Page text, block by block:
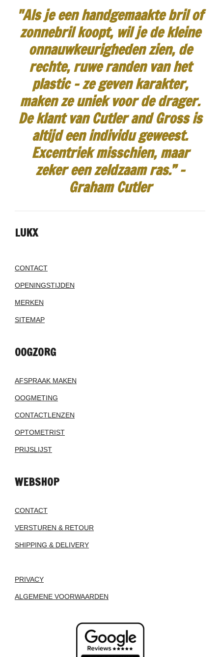
"Als je een handgemaakte bril of
zonnebril koopt, wil je de kleine
onnauwkeurigheden zien, de
rechte, ruwe randen van het
plastic - ze geven karakter,
maken ze uniek voor de drager.
De klant van Cutler and Gross is
altijd een individu geweest.
Excentriek misschien, maar
zeker een zeldzaam ras.” -
Graham Cutler
LUKX
CONTACT
OPENINGSTIJDEN
MERKEN
SITEMAP
OOGZORG
AFSPRAAK MAKEN
OOGMETING
CONTACTLENZEN
OPTOMETRIST
PRIJSLIJST
WEBSHOP
CONTACT
VERSTUREN & RETOUR
SHIPPING & DELIVERY
PRIVACY
ALGEMENE VOORWAARDEN